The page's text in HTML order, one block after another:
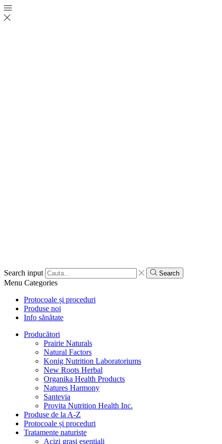
Search input Search
Menu Categories
Protocoale și proceduri
Produse noi
Info sănătate
Producători
Prairie Naturals
Natural Factors
Konig Nutrition Laboratoriums
New Roots Herbal
Organika Health Products
Natures Harmony
Santevia
Provita Nutrition Health Inc.
Produse de la A-Z
Protocoale și proceduri
Tratamente naturiste
Acizi grași esențiali